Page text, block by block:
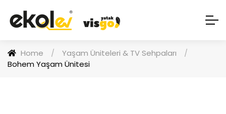
Home / Yaşam Üniteleri & TV Sehpaları
/
Bohem Yaşam Ünitesi